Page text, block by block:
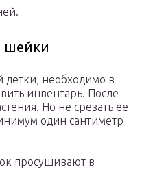
шейки
детки, необходимо в
инвентарь. После
Но не срезать ее
один сантиметр
просушивают в